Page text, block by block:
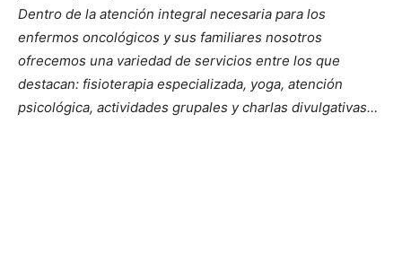
Dentro de la atención integral necesaria para los
enfermos oncológicos y sus familiares nosotros
ofrecemos una variedad de servicios entre los que
destacan: fisioterapia especializada, yoga, atención
psicológica, actividades grupales y charlas divulgativas…